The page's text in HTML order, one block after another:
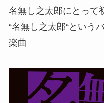
名無し之太郎にとって
“名無し之太郎“という
楽曲